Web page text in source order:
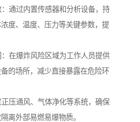
通过内置传感器和分析设备，持
度、温度、压力等关键参数，提
在爆炸风险区域为工作人员提供
的场所，减少直接暴露在危险环
压通风、气体净化等系统，确保
离外部易燃易爆物质。